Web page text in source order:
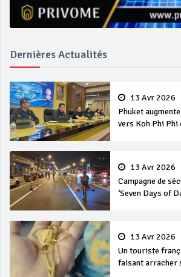
Dernières Actualités
13 Avr 2026
Phuket
vers Koh Phi Phi
13 Avr 2026
Campagne de
‘Seven Days of
13 Avr 2026
Un touriste
faisant arracher